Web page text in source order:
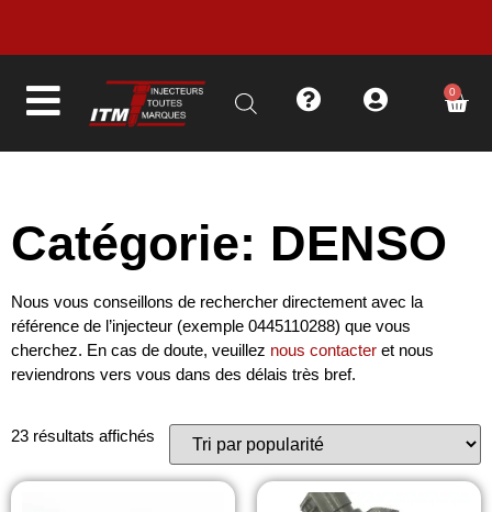
LIVRAISON EN MOINS DE 48H 0
Catégorie: DENSO
Nous vous conseillons de rechercher directement avec la
référence de l’injecteur (exemple 0445110288) que vous
cherchez. En cas de doute, veuillez nous contacter et nous
reviendrons vers vous dans des délais très bref.
23 résultats affichés